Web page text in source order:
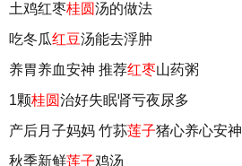
土鸡红枣桂圆汤的做法
吃冬瓜红豆汤能去浮肿
养胃养血安神 推荐红枣山药粥
1颗桂圆治好失眠肾亏夜尿多
产后月子妈妈 竹荪莲子猪心养心安神
秋季新鲜莲子鸡汤